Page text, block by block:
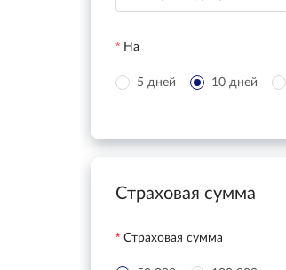
На
5 дней 10 дней
Страховая сумма
Страховая сумма